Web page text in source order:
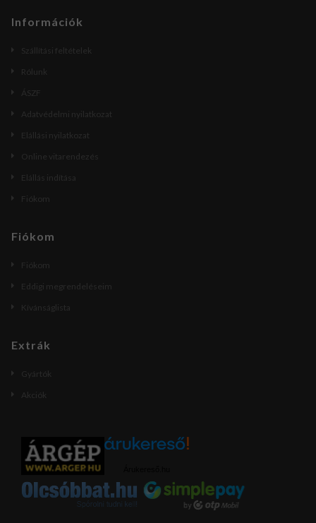
Információk
Szállítási feltételek
Rólunk
ÁSZF
Adatvédelmi nyilatkozat
Elállási nyilatkozat
Online vitarendezés
Elállás indítása
Fiókom
Fiókom
Fiókom
Eddigi megrendeléseim
Kívánságlista
Extrák
Gyártók
Akciók